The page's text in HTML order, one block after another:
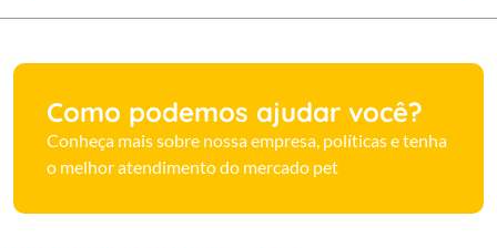
Como podemos ajudar você?
Conheça mais sobre nossa empresa, políticas e tenha
o melhor atendimento do mercado pet